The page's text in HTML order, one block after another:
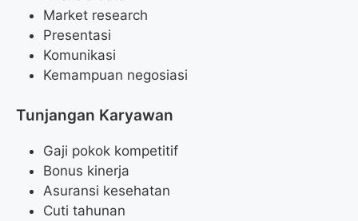
Market research
Presentasi
Komunikasi
Kemampuan negosiasi
Tunjangan Karyawan
Gaji pokok kompetitif
Bonus kinerja
Asuransi kesehatan
Cuti tahunan